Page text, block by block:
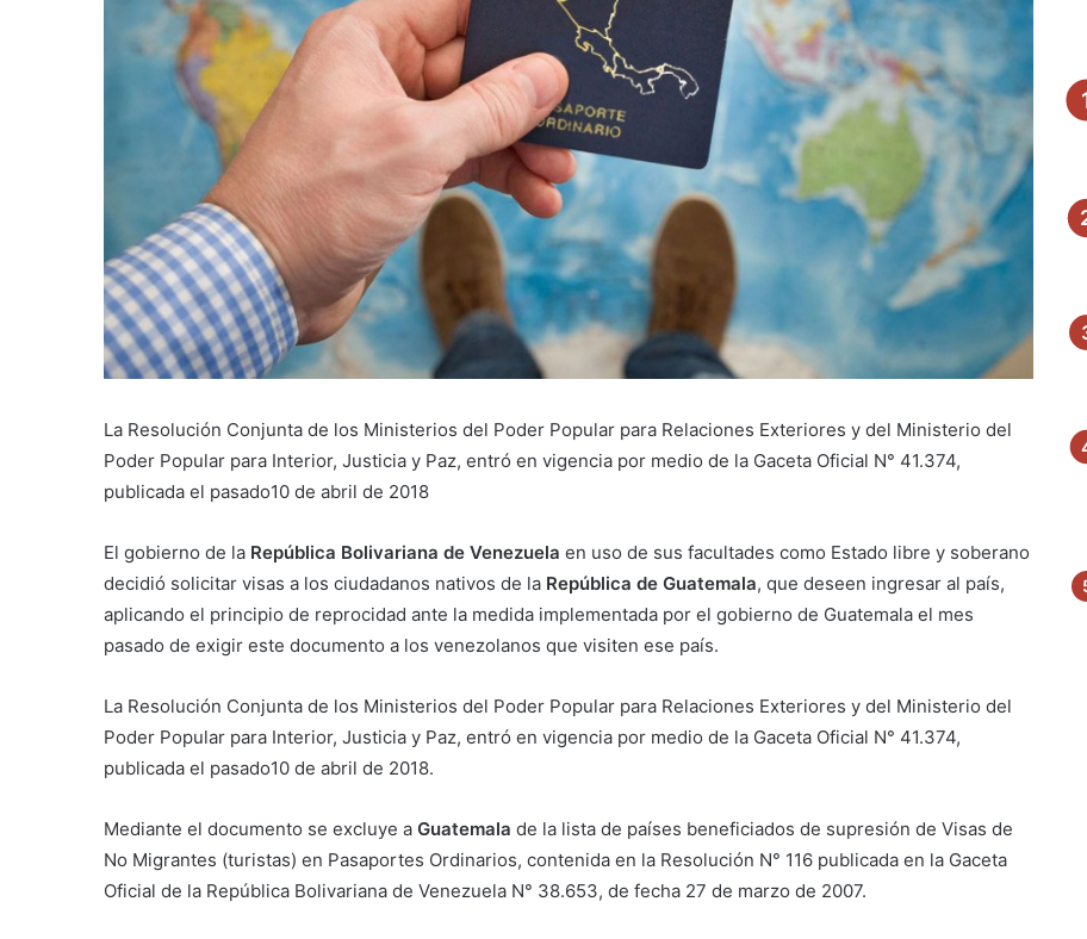
La Resolución Conjunta de los Ministerios del Poder Popular para Relaciones Exteriores y del Ministerio del
Poder Popular para Interior, Justicia y Paz, entró en vigencia por medio de la Gaceta Oficial N° 41.374,
publicada el pasado10 de abril de 2018
El gobierno de la República Bolivariana de Venezuela en uso de sus facultades como Estado libre y soberano
decidió solicitar visas a los ciudadanos nativos de la República de Guatemala, que deseen ingresar al país,
aplicando el principio de reprocidad ante la medida implementada por el gobierno de Guatemala el mes
pasado de exigir este documento a los venezolanos que visiten ese país.
La Resolución Conjunta de los Ministerios del Poder Popular para Relaciones Exteriores y del Ministerio del
Poder Popular para Interior, Justicia y Paz, entró en vigencia por medio de la Gaceta Oficial N° 41.374,
publicada el pasado10 de abril de 2018.
Mediante el documento se excluye a Guatemala de la lista de países beneficiados de supresión de Visas de
No Migrantes (turistas) en Pasaportes Ordinarios, contenida en la Resolución N° 116 publicada en la Gaceta
Oficial de la República Bolivariana de Venezuela N° 38.653, de fecha 27 de marzo de 2007.